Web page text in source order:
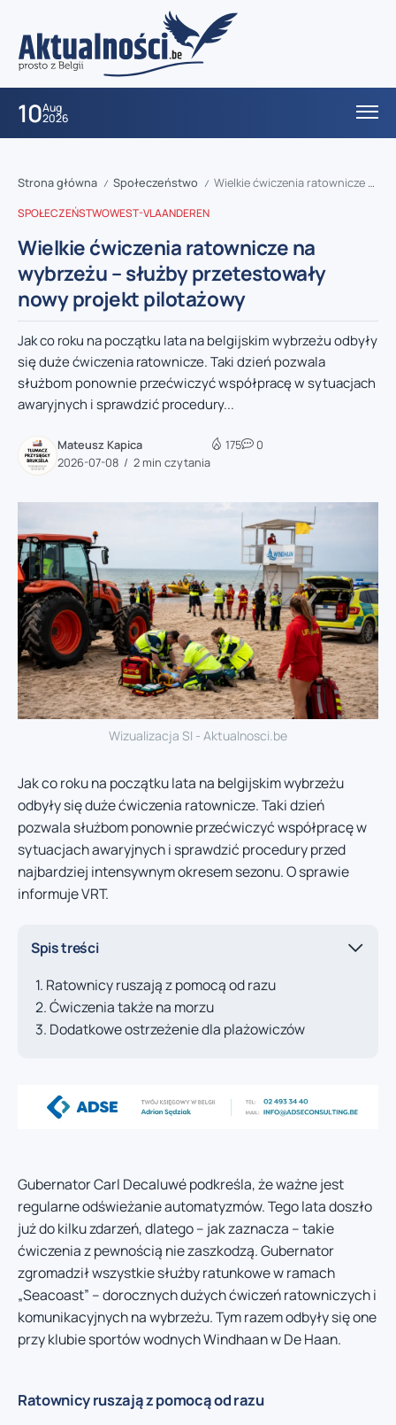
10Aug
2026
Strona główna / Społeczeństwo / Wielkie ćwiczenia ratownicze na wybrzeżu – służby przetestowały nowy projekt pilotażowy
SPOŁECZEŃSTWOWEST-VLAANDEREN
Wielkie ćwiczenia ratownicze na
wybrzeżu – służby przetestowały
nowy projekt pilotażowy
Jak co roku na początku lata na belgijskim wybrzeżu odbyły
się duże ćwiczenia ratownicze. Taki dzień pozwala
służbom ponownie przećwiczyć współpracę w sytuacjach
awaryjnych i sprawdzić procedury...
Mateusz Kapica
2026-07-08
2 min czytania
175 0
Wizualizacja SI - Aktualnosci.be
Jak co roku na początku lata na belgijskim wybrzeżu
odbyły się duże ćwiczenia ratownicze. Taki dzień
pozwala służbom ponownie przećwiczyć współpracę w
sytuacjach awaryjnych i sprawdzić procedury przed
najbardziej intensywnym okresem sezonu. O sprawie
informuje VRT.
Spis treści
Ratownicy ruszają z pomocą od razu
Ćwiczenia także na morzu
Dodatkowe ostrzeżenie dla plażowiczów
Gubernator Carl Decaluwé podkreśla, że ważne jest
regularne odświeżanie automatyzmów. Tego lata doszło
już do kilku zdarzeń, dlatego – jak zaznacza – takie
ćwiczenia z pewnością nie zaszkodzą. Gubernator
zgromadził wszystkie służby ratunkowe w ramach
„Seacoast” – dorocznych dużych ćwiczeń ratowniczych i
komunikacyjnych na wybrzeżu. Tym razem odbyły się one
przy klubie sportów wodnych Windhaan w De Haan.
Ratownicy ruszają z pomocą od razu